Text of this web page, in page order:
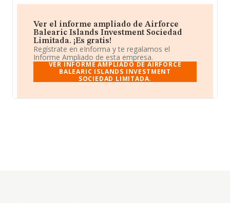
Ver el informe ampliado de Airforce
Balearic Islands Investment Sociedad
Limitada. ¡Es gratis!
Regístrate en eInforma y te regalamos el
Informe Ampliado de esta empresa.
VER INFORME AMPLIADO DE AIRFORCE
BALEARIC ISLANDS INVESTMENT
SOCIEDAD LIMITADA.